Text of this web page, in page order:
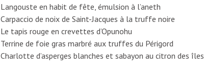
Langouste en habit de fête, émulsion à l’aneth
Carpaccio de noix de Saint-Jacques à la truffe noire
Le tapis rouge en crevettes d’Opunohu
Terrine de foie gras marbré aux truffes du Périgord
Charlotte d’asperges blanches et sabayon au citron des îles